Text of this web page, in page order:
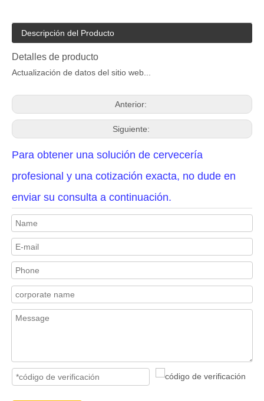
Descripción del Producto
Detalles de producto
Actualización de datos del sitio web...
Anterior:
Siguiente:
Para obtener una solución de cervecería
profesional y una cotización exacta, no dude en
enviar su consulta a continuación.